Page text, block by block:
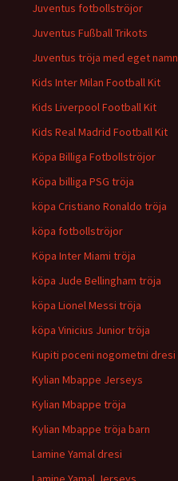
Juventus fotbollströjor
Juventus Fußball Trikots
Juventus tröja med eget namn
Kids Inter Milan Football Kit
Kids Liverpool Football Kit
Kids Real Madrid Football Kit
Köpa Billiga Fotbollströjor
Köpa billiga PSG tröja
köpa Cristiano Ronaldo tröja
köpa fotbollströjor
Köpa Inter Miami tröja
köpa Jude Bellingham tröja
köpa Lionel Messi tröja
köpa Vinicius Junior tröja
Kupiti poceni nogometni dresi
Kylian Mbappe Jerseys
Kylian Mbappe tröja
Kylian Mbappe tröja barn
Lamine Yamal dresi